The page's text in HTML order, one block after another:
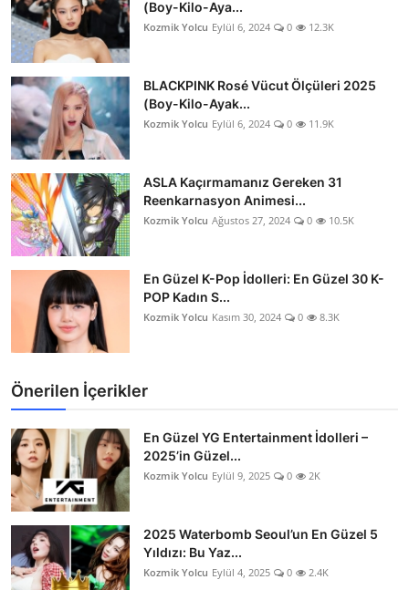
(Boy-Kilo-Aya...
Kozmik Yolcu Eylül 6, 2024 0 12.3K
BLACKPINK Rosé Vücut Ölçüleri 2025
(Boy-Kilo-Ayak...
Kozmik Yolcu Eylül 6, 2024 0 11.9K
ASLA Kaçırmamanız Gereken 31
Reenkarnasyon Animesi...
Kozmik Yolcu Ağustos 27, 2024 0 10.5K
En Güzel K-Pop İdolleri: En Güzel 30 K-
POP Kadın S...
Kozmik Yolcu Kasım 30, 2024 0 8.3K
Önerilen İçerikler
En Güzel YG Entertainment İdolleri –
2025’in Güzel...
Kozmik Yolcu Eylül 9, 2025 0 2K
2025 Waterbomb Seoul’un En Güzel 5
Yıldızı: Bu Yaz...
Kozmik Yolcu Eylül 4, 2025 0 2.4K